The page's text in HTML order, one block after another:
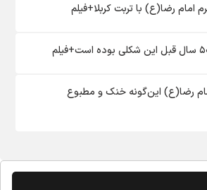
رضا(ع) با تربت کربلا+فیلم
امام رضا(ع) این‌گونه خنک و مطبوع